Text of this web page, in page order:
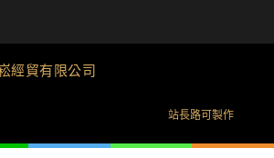
經貿有限公司
站長路可製作